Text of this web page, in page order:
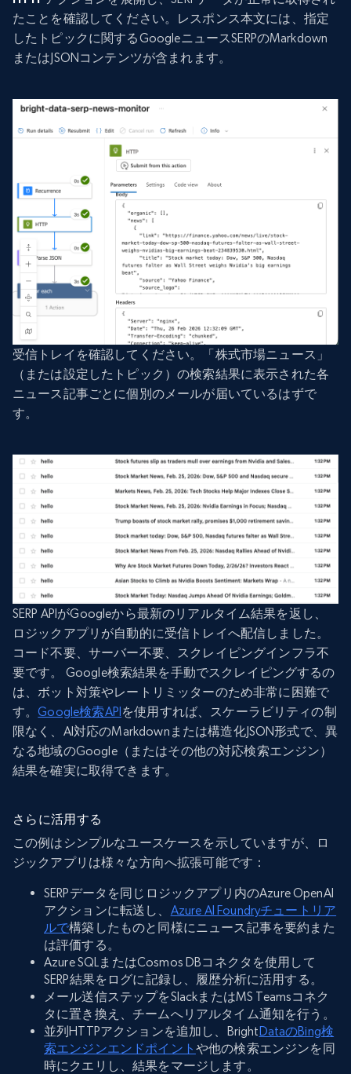
たことを確認してください。レスポンス本文には、指定
したトピックに関するGoogleニュースSERPのMarkdown
またはJSONコンテンツが含まれます。
受信トレイを確認してください。「株式市場ニュース」
（または設定したトピック）の検索結果に表示された各
ニュース記事ごとに個別のメールが届いているはずで
す。
SERP APIがGoogleから最新のリアルタイム結果を返し、
ロジックアプリが自動的に受信トレイへ配信しました。
コード不要、サーバー不要、スクレイピングインフラ不
要です。 Google検索結果を手動でスクレイピングするの
は、ボット対策やレートリミッターのため非常に困難で
す。Google検索APIを使用すれば、スケーラビリティの制
限なく、AI対応のMarkdownまたは構造化JSON形式で、異
なる地域のGoogle（またはその他の対応検索エンジン）
結果を確実に取得できます。
さらに活用する
この例はシンプルなユースケースを示していますが、ロ
ジックアプリは様々な方向へ拡張可能です：
SERPデータを同じロジックアプリ内のAzure OpenAI
アクションに転送し、 Azure AI Foundryチュートリア
ルで構築したものと同様にニュース記事を要約また
は評価する。
Azure SQLまたはCosmos DBコネクタを使用して
SERP結果をログに記録し、履歴分析に活用する。
メール送信ステップをSlackまたはMS Teamsコネク
タに置き換え、チームへリアルタイム通知を行う。
並列HTTPアクションを追加し、BrightDataのBing検
索エンジンエンドポイント や他の検索エンジンを同
時にクエリし、結果をマージします。